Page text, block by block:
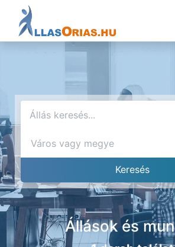
Állások és